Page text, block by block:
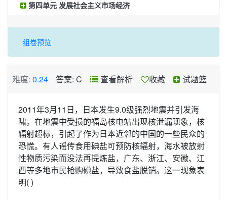
第四单元 发展社会主义市场经济
组卷预览
难度: 0.24 答案: C 查看解析 收藏 试题篮
2011年3月11日，日本发生9.0级强烈地震并引发海
啸。在地震中受损的福岛核电站出现核泄漏现象，核
辐射超标，引起了作为日本近邻的中国的一些民众的
恐慌。有人谣传食用碘盐可预防核辐射，海水被放射
性物质污染而没法再提炼盐，广东、浙江、安徽、江
西等多地市民抢购碘盐，导致食盐脱销。这一现象表
明( )